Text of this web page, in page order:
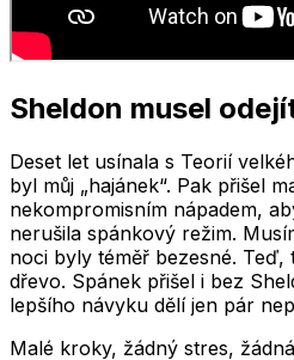
Sheldon musel
Deset let usínala s Teorií
byl můj „hajánek“. Pak přišel
nekompromisním nápadem,
nerušila spánkový režim.
noci byly téměř bezesné. Teď,
dřevo. Spánek přišel i bez
lepšího návyku dělí jen pár
Malé kroky, žádný stres,